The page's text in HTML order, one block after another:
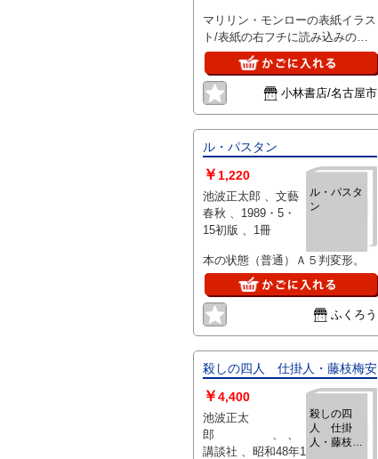
林家正三（撮影・
沢渡朔）、他 、文
化出版局 、昭50 、
1
マリリン・モンローの表紙イラス
ト/表紙の右フチに読み込みのタ
テスジある他は状態は概ね並み良
小林書店/名古屋市
ル・パスタン
ル・パスタ
ン
￥1,220
池波正太郎 、文藝
春秋 、1989・5・
15初版 、1冊
本の状態（普通）Ａ５判変形。
ふくろう
殺しの四人 仕掛人・藤枝梅安
殺しの四
人 仕掛
人・藤枝梅
￥4,400
池波正太
郎 、 、
講談社 、昭和48年1